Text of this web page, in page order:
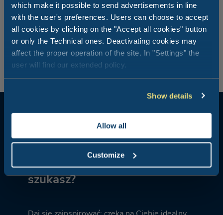
which make it possible to send advertisements in line
with the user's preferences. Users can choose to accept
all cookies by clicking on the "Accept all cookies" button
or only the Technical ones. Deactivating cookies may
affect the proper operation of the site. In "Settings" the
user will find our extended policy.
Show details
Allow all
Customize
Tyle zajęć w ciągu dnia – co powiesz na kolację na
werandzie naszej restauracji? Możesz również zabrać ze
sobą czworonożnego przyjaciela i delektować się z całą
rodziną kuchnią z oryginalnym spojrzeniem na smaki
tradycji regionu Marche.
Jakiego rodzaju wakacji
szukasz?